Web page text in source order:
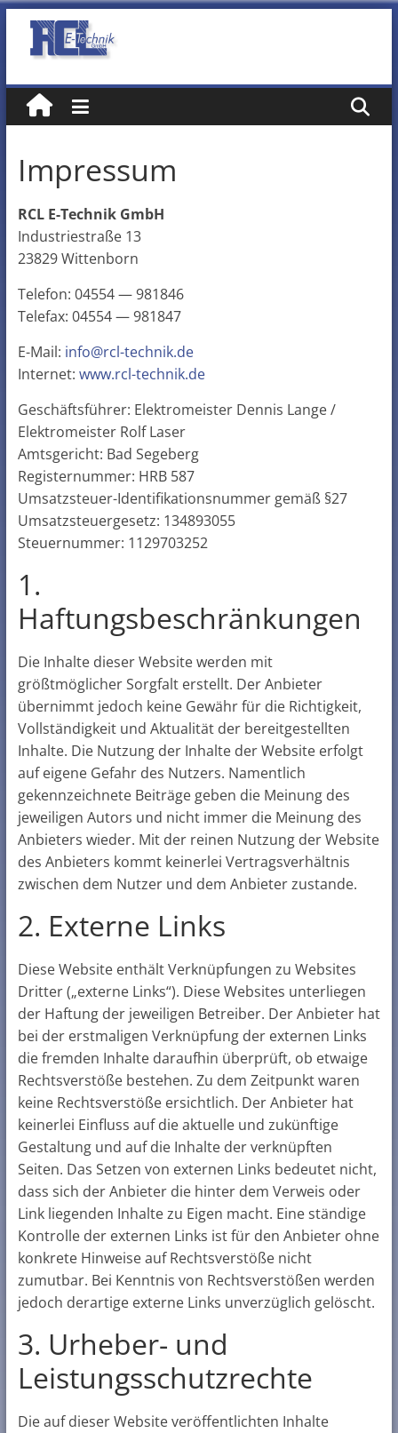
Zum
Inhalt
springen
RCL
E-
Technik
GmbH
Impressum
RCL E-Technik GmbH
Industriestraße 13
23829 Wittenborn
Tele­fon: 04554 — 981846
Tele­fax: 04554 — 981847
E-Mail: info@rcl-technik.de
Inter­net: www.rcl-technik.de
Geschäftsführer: Elektromeister Dennis Lange /
Elektromeister Rolf Laser
Amtsgericht: Bad Segeberg
Registernummer: HRB 587
Umsatzsteuer-Identifikationsnummer gemäß §27
Umsatzsteuergesetz: 134893055
Steuernummer: 1129703252
1.
Haftungsbeschränkungen
Die Inhalte dieser Website werden mit
größtmöglicher Sorgfalt erstellt. Der Anbieter
übernimmt jedoch keine Gewähr für die Richtigkeit,
Vollständigkeit und Aktualität der bereitgestellten
Inhalte. Die Nutzung der Inhalte der Website erfolgt
auf eigene Gefahr des Nutzers. Namentlich
gekennzeichnete Beiträge geben die Meinung des
jeweiligen Autors und nicht immer die Meinung des
Anbieters wieder. Mit der reinen Nutzung der Website
des Anbieters kommt keinerlei Vertragsverhältnis
zwischen dem Nutzer und dem Anbieter zustande.
2. Externe Links
Diese Website enthält Verknüpfungen zu Websites
Dritter („externe Links“). Diese Websites unterliegen
der Haftung der jeweiligen Betreiber. Der Anbieter hat
bei der erstmaligen Verknüpfung der externen Links
die fremden Inhalte daraufhin überprüft, ob etwaige
Rechtsverstöße bestehen. Zu dem Zeitpunkt waren
keine Rechtsverstöße ersichtlich. Der Anbieter hat
keinerlei Einfluss auf die aktuelle und zukünftige
Gestaltung und auf die Inhalte der verknüpften
Seiten. Das Setzen von externen Links bedeutet nicht,
dass sich der Anbieter die hinter dem Verweis oder
Link liegenden Inhalte zu Eigen macht. Eine ständige
Kontrolle der externen Links ist für den Anbieter ohne
konkrete Hinweise auf Rechtsverstöße nicht
zumutbar. Bei Kenntnis von Rechtsverstößen werden
jedoch derartige externe Links unverzüglich gelöscht.
3. Urheber- und
Leistungsschutzrechte
Die auf dieser Website veröffentlichten Inhalte